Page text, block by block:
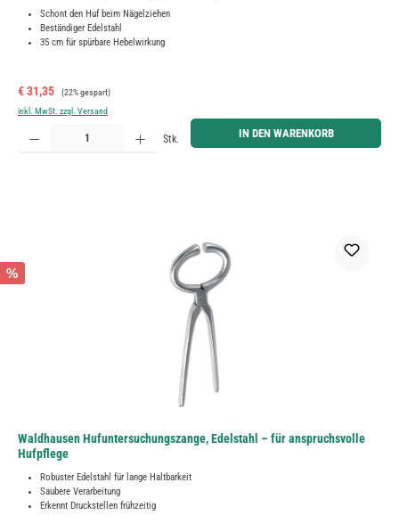
Schont den Huf beim Nägelziehen
Beständiger Edelstahl
35 cm für spürbare Hebelwirkung
Verkaufspreis:
€ 31,35 Regulärer Preis:
(22% gespart)
inkl. MwSt. zzgl. Versand
Produkt Anzahl: Gib den gewünschten Wert ein oder benutze die Schaltflächen um die Anzahl zu
Stk. IN DEN WARENKORB
%
Waldhausen Hufuntersuchungszange, Edelstahl – für anspruchsvolle
Hufpflege
Robuster Edelstahl für lange Haltbarkeit
Saubere Verarbeitung
Erkennt Druckstellen frühzeitig